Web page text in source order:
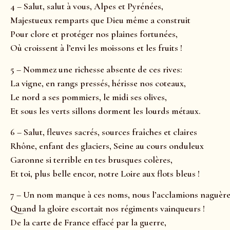
4 – Salut, salut à vous, Alpes et Pyrénées,
Majestueux remparts que Dieu même a construit
Pour clore et protéger nos plaines fortunées,
Où croissent à l’envi les moissons et les fruits !
5 – Nommez une richesse absente de ces rives:
La vigne, en rangs pressés, hérisse nos coteaux,
Le nord a ses pommiers, le midi ses olives,
Et sous les verts sillons dorment les lourds métaux.
6 – Salut, fleuves sacrés, sources fraîches et claires
Rhône, enfant des glaciers, Seine au cours onduleux
Garonne si terrible en tes brusques colères,
Et toi, plus belle encor, notre Loire aux flots bleus !
7 – Un nom manque à ces noms, nous l’acclamions
Quand la gloire escortait nos régiments vainqueurs !
De la carte de France effacé par la guerre,